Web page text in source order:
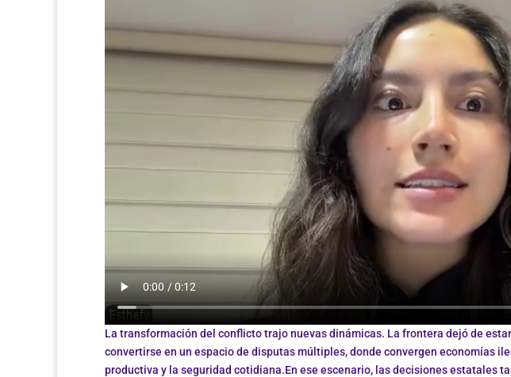
La transformación del conflicto trajo nuevas dinámicas. La frontera dejó de
convertirse en un espacio de disputas múltiples, donde convergen economías
productiva y la seguridad cotidiana.En ese escenario, las decisiones estatales